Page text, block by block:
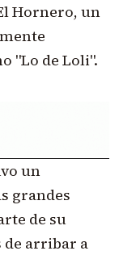
Hornero, un
"Lo de Loli".
un
grandes
de su
de arribar a